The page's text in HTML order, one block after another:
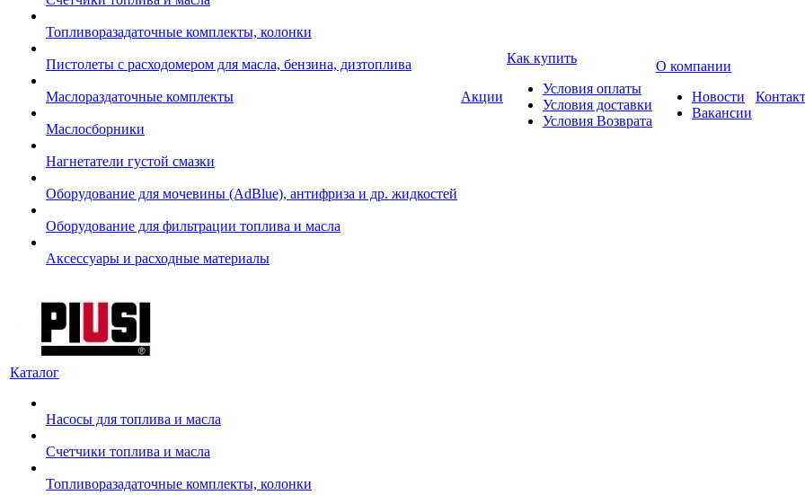
Топливоразадаточные комплекты, колонки
Пистолеты с расходомером для масла, бензина, дизтоплива
Маслораздаточные комплекты
Маслосборники
Нагнетатели густой смазки
Оборудование для мочевины (AdBlue), антифриза и др. жидкостей
Оборудование для фильтрации топлива и масла
Аксессуары и расходные материалы
Акции
Как купить
Условия оплаты
Условия доставки
Условия Возврата
О компании
Новости
Вакансии
Каталог
Насосы для топлива и масла
Счетчики топлива и масла
Топливоразадаточные комплекты, колонки